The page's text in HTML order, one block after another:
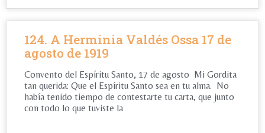
124. A Herminia Valdés Ossa 17 de
agosto de 1919
Convento del Espíritu Santo, 17 de agosto Mi Gordita
tan querida: Que el Espíritu Santo sea en tu alma. No
había tenido tiempo de contestarte tu carta, que junto
con todo lo que tuviste la